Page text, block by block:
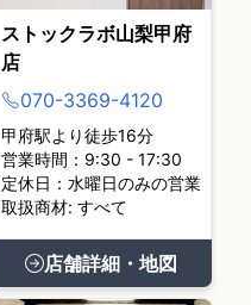
ストックラボ山梨甲府
店
070-3369-4120
甲府駅より徒歩16分
営業時間：9:30 - 17:30
定休日：水曜日のみの営業
取扱商材: すべて
店舗詳細・地図